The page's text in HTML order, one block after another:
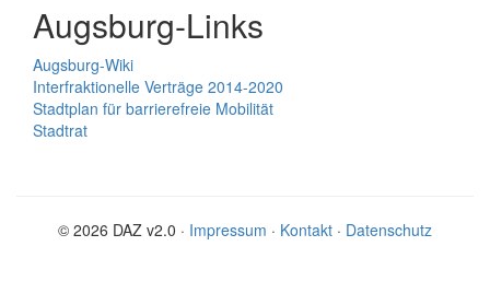
Augsburg-Links
Augsburg-Wiki
Interfraktionelle Verträge 2014-2020
Stadtplan für barrierefreie Mobilität
Stadtrat
© 2026 DAZ v2.0 · Impressum · Kontakt · Datenschutz